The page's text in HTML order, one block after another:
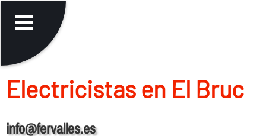
Electricistas en El Bruc
info@fervalles.es